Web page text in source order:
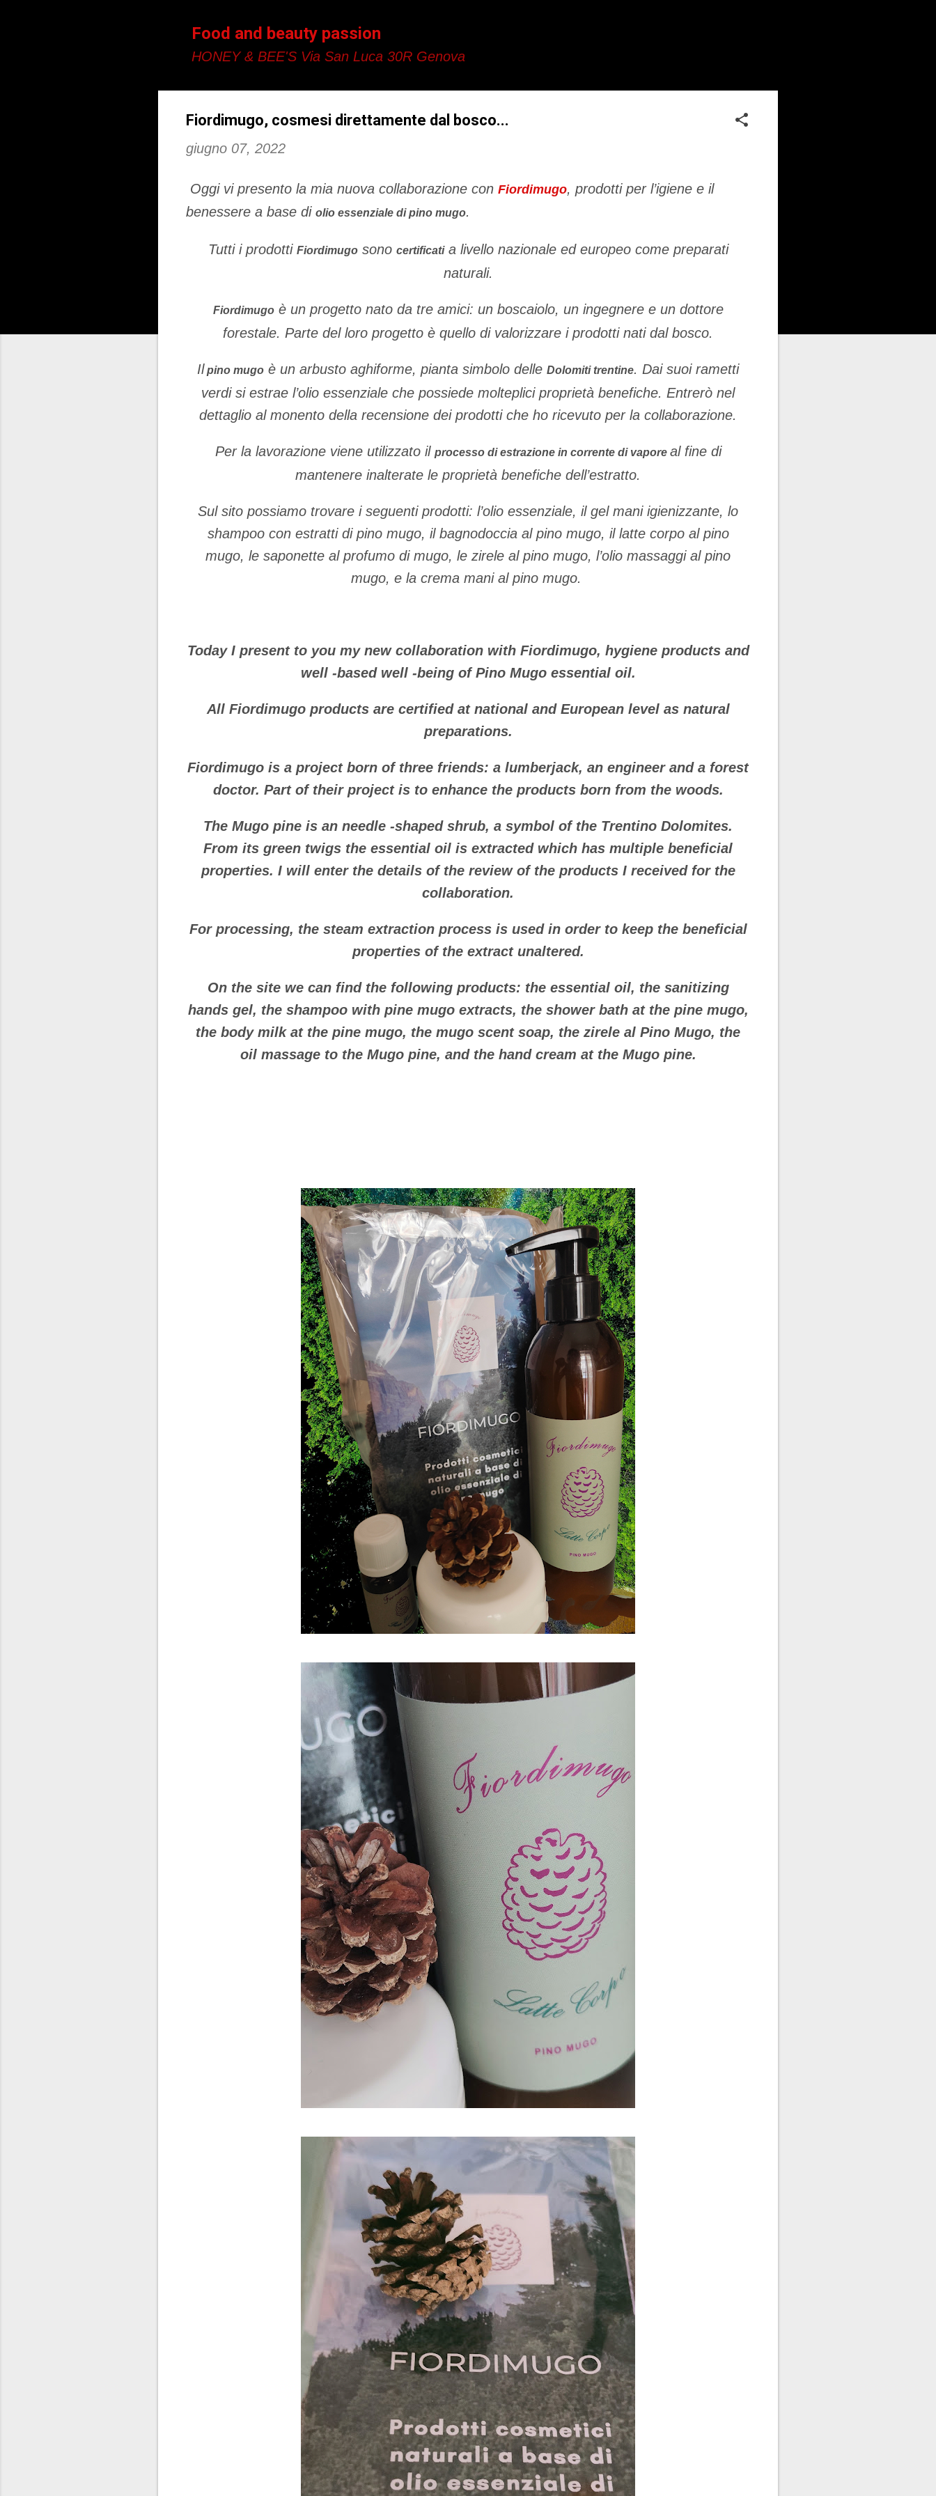
Food and beauty passion
HONEY & BEE'S Via San Luca 30R Genova
Fiordimugo, cosmesi direttamente dal bosco...
giugno 07, 2022
Oggi vi presento la mia nuova collaborazione con Fiordimugo, prodotti per l’igiene e il
benessere a base di olio essenziale di pino mugo.
Tutti i prodotti Fiordimugosono certificatia livello nazionale ed europeo come preparati
naturali.
Fiordimugoè un progetto nato da tre amici: un boscaiolo, un ingegnere e un dottore
forestale. Parte del loro progetto è quello di valorizzare i prodotti nati dal bosco.
Ilpino mugo è un arbusto aghiforme, pianta simbolo delle Dolomiti trentine. Dai suoi rametti
verdi si estrae l’olio essenziale che possiede molteplici proprietà benefiche. Entrerò nel
dettaglio al monento della recensione dei prodotti che ho ricevuto per la collaborazione.
Per la lavorazione viene utilizzato il processo di estrazione in corrente di vapore al fine di
mantenere inalterate le proprietà benefiche dell’estratto.
Sul sito possiamo trovare i seguenti prodotti: l’olio essenziale, il gel mani igienizzante, lo
shampoo con estratti di pino mugo, il bagnodoccia al pino mugo, il latte corpo al pino
mugo, le saponette al profumo di mugo, le zirele al pino mugo, l’olio massaggi al pino
mugo, e la crema mani al pino mugo.
Today I present to you my new collaboration with Fiordimugo, hygiene products and
well -based well -being of Pino Mugo essential oil.
All Fiordimugo products are certified at national and European level as natural
preparations.
Fiordimugo is a project born of three friends: a lumberjack, an engineer and a forest
doctor. Part of their project is to enhance the products born from the woods.
The Mugo pine is an needle -shaped shrub, a symbol of the Trentino Dolomites.
From its green twigs the essential oil is extracted which has multiple beneficial
properties. I will enter the details of the review of the products I received for the
collaboration.
For processing, the steam extraction process is used in order to keep the beneficial
properties of the extract unaltered.
On the site we can find the following products: the essential oil, the sanitizing
hands gel, the shampoo with pine mugo extracts, the shower bath at the pine mugo,
the body milk at the pine mugo, the mugo scent soap, the zirele al Pino Mugo, the
oil massage to the Mugo pine, and the hand cream at the Mugo pine.